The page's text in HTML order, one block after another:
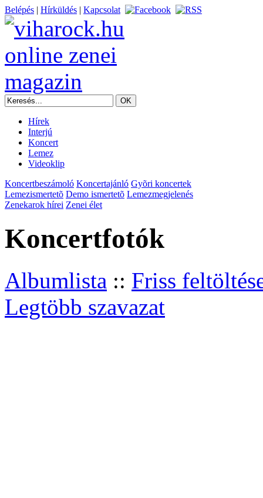
Belépés | Hírküldés | Kapcsolat
Hírek
Interjú
Koncert
Lemez
Videoklip
Koncertbeszámoló Koncertajánló Gyõri koncertek
Lemezismertetõ Demo ismertetõ Lemezmegjelenés
Zenekarok hírei Zenei élet
Koncertfotók
Albumlista :: Friss
Legtöbb szavazat